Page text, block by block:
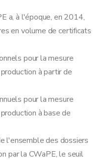
a, à l'époque, en 2014,
en volume de certificats
pour la mesure
à partir de
pour la mesure
à base de
l'ensemble des dossiers
par la CWaPE, le seuil